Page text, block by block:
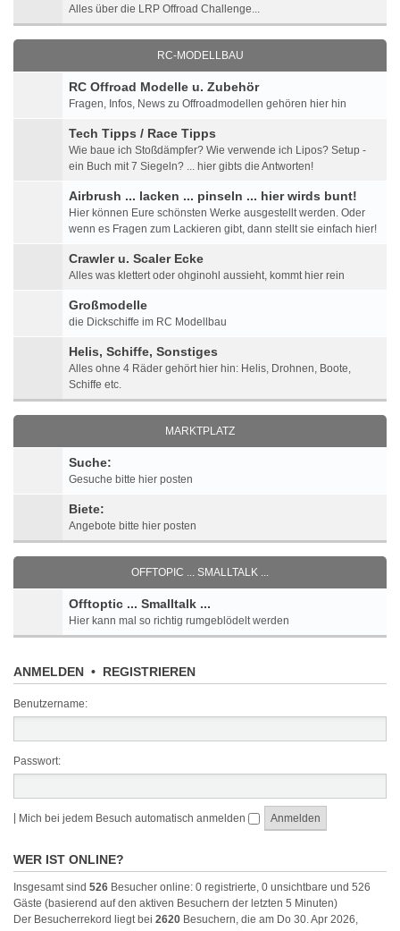
Alles über die LRP Offroad Challenge...
RC-MODELLBAU
RC Offroad Modelle u. Zubehör
Fragen, Infos, News zu Offroadmodellen gehören hier hin
Tech Tipps / Race Tipps
Wie baue ich Stoßdämpfer? Wie verwende ich Lipos? Setup -
ein Buch mit 7 Siegeln? ... hier gibts die Antworten!
Airbrush ... lacken ... pinseln ... hier wirds bunt!
Hier können Eure schönsten Werke ausgestellt werden. Oder
wenn es Fragen zum Lackieren gibt, dann stellt sie einfach hier!
Crawler u. Scaler Ecke
Alles was klettert oder ohginohl aussieht, kommt hier rein
Großmodelle
die Dickschiffe im RC Modellbau
Helis, Schiffe, Sonstiges
Alles ohne 4 Räder gehört hier hin: Helis, Drohnen, Boote,
Schiffe etc.
MARKTPLATZ
Suche:
Gesuche bitte hier posten
Biete:
Angebote bitte hier posten
OFFTOPIC ... SMALLTALK ...
Offtoptic ... Smalltalk ...
Hier kann mal so richtig rumgeblödelt werden
ANMELDEN • REGISTRIEREN
Benutzername:
Passwort:
Mich bei jedem Besuch automatisch anmelden
WER IST ONLINE?
Insgesamt sind 526 Besucher online: 0 registrierte, 0 unsichtbare und 526
Gäste (basierend auf den aktiven Besuchern der letzten 5 Minuten)
Der Besucherrekord liegt bei 2620 Besuchern, die am Do 30. Apr 2026,